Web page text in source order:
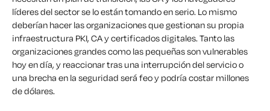
líderes del sector se lo están tomando en serio. Lo mismo
deberían hacer las organizaciones que gestionan su propia
infraestructura PKI, CA y certificados digitales. Tanto las
organizaciones grandes como las pequeñas son vulnerables
hoy en día, y reaccionar tras una interrupción del servicio o
una brecha en la seguridad será feo y podría costar millones
de dólares.